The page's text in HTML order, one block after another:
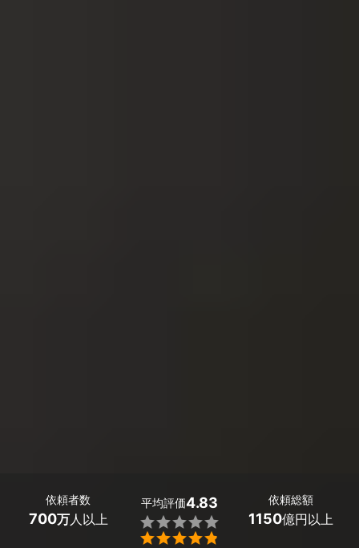
依頼者数
700万人以上
平均評価4.83


依頼総額
1150億円以上